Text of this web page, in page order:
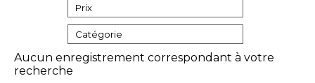
Prix
Catégorie
Aucun enregistrement correspondant à votre
recherche